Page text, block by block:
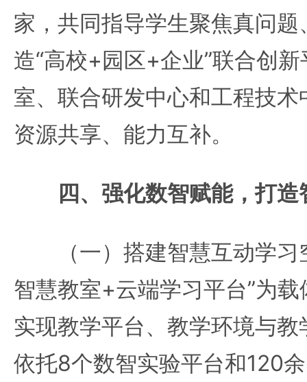
家，共同指导学生聚焦真问
造“高校+园区+企业”联合创
室、联合研发中心和工程技
资源共享、能力互补。
四、强化数智赋能，打
（一）搭建智慧互动学习
智慧教室+云端学习平台”为
实现教学平台、教学环境与
依托8个数智实验平台和120